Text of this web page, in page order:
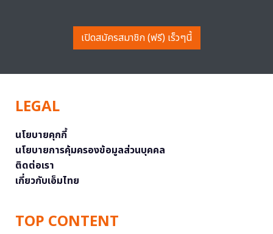
เปิดสมัครสมาชิก (ฟรี) เร็วๆนี้
LEGAL
นโยบายคุกกี้
นโยบายการคุ้มครองข้อมูลส่วนบุคคล
ติดต่อเรา
เกี่ยวกับเอ็มไทย
TOP CONTENT